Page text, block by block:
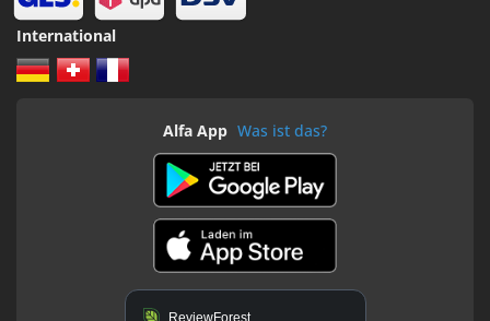
International
Alfa App Was ist das?
ReviewForest